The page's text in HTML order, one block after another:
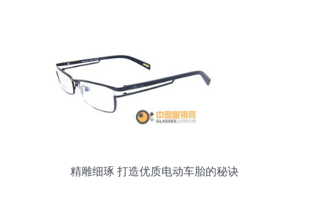
精雕细琢 打造优质电动车胎的秘诀